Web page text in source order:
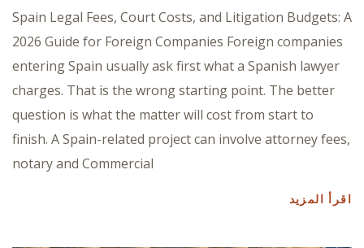
Spain Legal Fees, Court Costs, and Litigation Budgets: A
2026 Guide for Foreign Companies Foreign companies
entering Spain usually ask first what a Spanish lawyer
charges. That is the wrong starting point. The better
question is what the matter will cost from start to
finish. A Spain-related project can involve attorney fees,
notary and Commercial
اقرأ المزيد